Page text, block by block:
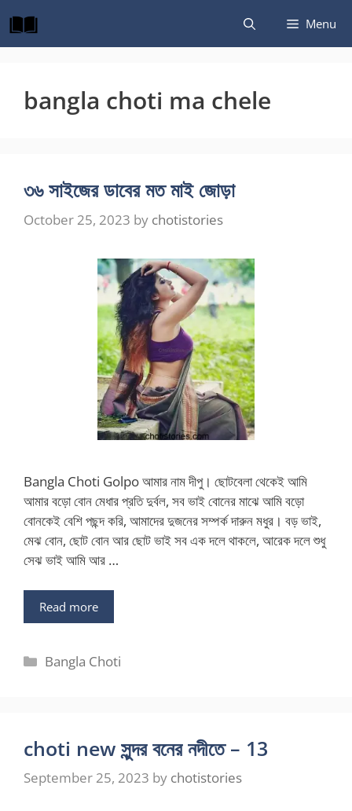
to
content
Menu
bangla choti ma chele
৩৬ সাইজের ডাবের মত মাই জোড়া
October 25, 2023 by chotistories
Bangla Choti Golpo আমার নাম দীপু। ছোটবেলা থেকেই আমি
আমার বড়ো বোন মেধার প্রতি দুর্বল, সব ভাই বোনের মাঝে আমি বড়ো
বোনকেই বেশি পছন্দ করি, আমাদের দুজনের সম্পর্ক দারুন মধুর। বড় ভাই,
মেঝ বোন, ছোট বোন আর ছোট ভাই সব এক দলে থাকলে, আরেক দলে শুধু
সেঝ ভাই আমি আর …
Read more
Categories
Bangla Choti
choti new সুন্দর বনের নদীতে – 13
September 25, 2023 by chotistories